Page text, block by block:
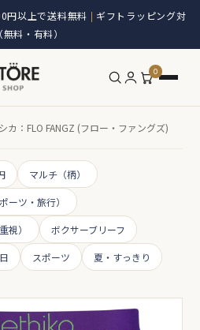
円以上で送料無料 | ギフトラッピング対
無料・有料）
0
カ：FLO FANGZ (フロー・ファングズ)
マルチ（柄）
ーツ・旅行）
視） ボクサーブリーフ
スポーツ 夏・すっきり